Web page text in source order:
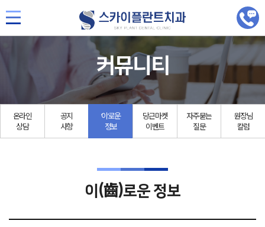
커뮤니티
온라인
상담
공지
사항
‘이’로운
정보
당근마켓
이벤트
자주묻는
질문
원장님
칼럼
이 (齒)로운 정보